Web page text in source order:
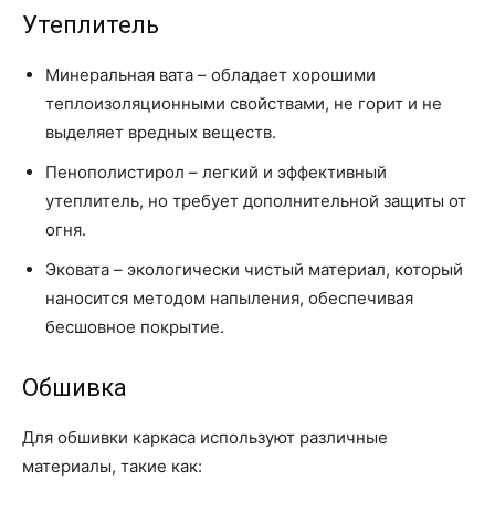
Утеплитель
Минеральная вата – обладает хорошими
теплоизоляционными свойствами, не горит и не
выделяет вредных веществ.
Пенополистирол – легкий и эффективный
утеплитель, но требует дополнительной защиты от
огня.
Эковата – экологически чистый материал, который
наносится методом напыления, обеспечивая
бесшовное покрытие.
Обшивка
Для обшивки каркаса используют различные
материалы, такие как: